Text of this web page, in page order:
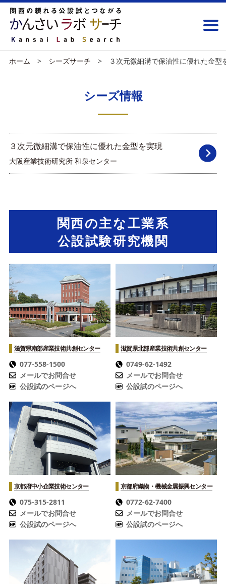
ホーム シーズサーチ ３次元微細溝で保油性に優れた金型
シーズ情報
３次元微細溝で保油性に優れた金型を実現
大阪産業技術研究所 和泉センター
関西の主な工業系
公設試験研究機関
滋賀県南部産業技術共創センター
077-558-1500
メールでお問合せ
公設試のページへ
滋賀県北部産業技術共創センター
0749-62-1492
メールでお問合せ
公設試のページへ
京都府中小企業技術センター
075-315-2811
メールでお問合せ
公設試のページへ
京都府織物・機械金属振興センター
0772-62-7400
メールでお問合せ
公設試のページへ